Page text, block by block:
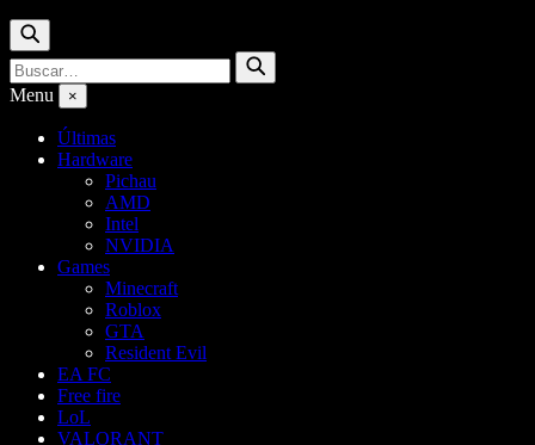
Buscar
Buscar
por:
Buscar
Menu ×
Últimas
Hardware
Pichau
AMD
Intel
NVIDIA
Games
Minecraft
Roblox
GTA
Resident Evil
EA FC
Free fire
LoL
VALORANT